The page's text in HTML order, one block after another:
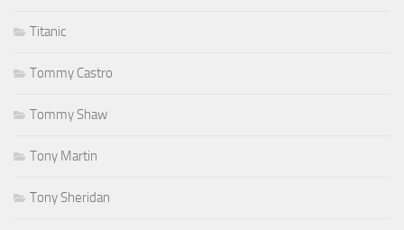
Titanic
Tommy Castro
Tommy Shaw
Tony Martin
Tony Sheridan